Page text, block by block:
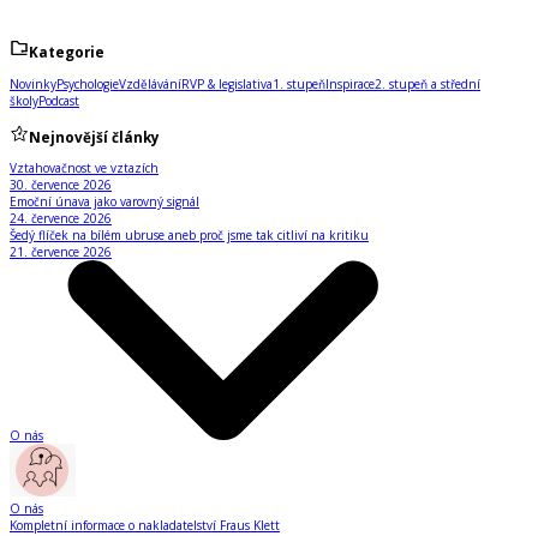
Kategorie
NovinkyPsychologieVzděláváníRVP & legislativa1. stupeňInspirace2. stupeň a střední
školyPodcast
Nejnovější články
Vztahovačnost ve vztazích
30. července 2026
Emoční únava jako varovný signál
24. července 2026
Šedý flíček na bílém ubruse aneb proč jsme tak citliví na kritiku
21. července 2026
O nás
O nás
Kompletní informace o nakladatelství Fraus Klett